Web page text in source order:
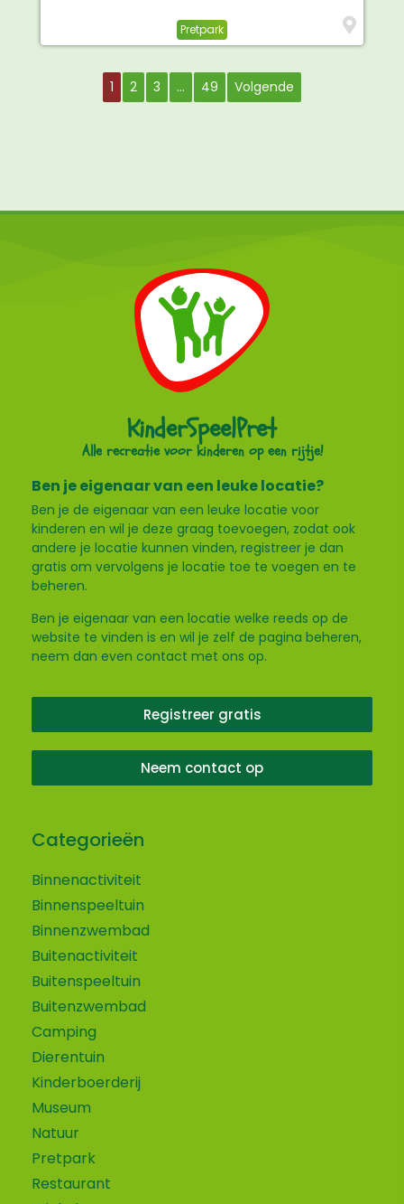
Pretpark
1 2 3 … 49 Volgende
KinderSpeelPret
Alle recreatie voor kinderen op een rijtje!
Ben je eigenaar van een leuke locatie?
Ben je de eigenaar van een leuke locatie voor
kinderen en wil je deze graag toevoegen, zodat ook
andere je locatie kunnen vinden, registreer je dan
gratis om vervolgens je locatie toe te voegen en te
beheren.
Ben je eigenaar van een locatie welke reeds op de
website te vinden is en wil je zelf de pagina beheren,
neem dan even contact met ons op.
Registreer gratis
Neem contact op
Categorieën
Binnenactiviteit
Binnenspeeltuin
Binnenzwembad
Buitenactiviteit
Buitenspeeltuin
Buitenzwembad
Camping
Dierentuin
Kinderboerderij
Museum
Natuur
Pretpark
Restaurant